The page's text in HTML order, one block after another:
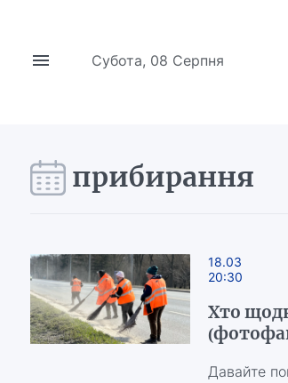
Субота, 08 Серпня
прибирання
18.03
20:30
Хто
Давайте